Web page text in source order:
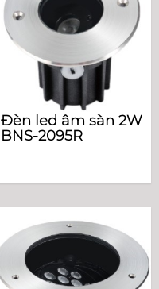
Đèn led âm sàn 2W
BNS-2095R